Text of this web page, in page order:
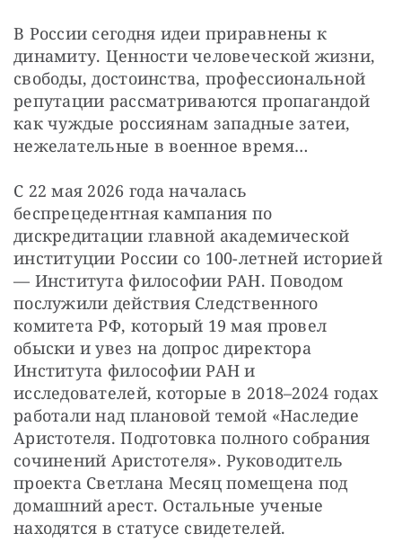
В России сегодня идеи приравнены к
динамиту. Ценности человеческой жизни,
свободы, достоинства, профессиональной
репутации рассматриваются пропагандой
как чуждые россиянам западные затеи,
нежелательные в военное время…
С 22 мая 2026 года началась
беспрецедентная кампания по
дискредитации главной академической
институции России со 100-летней историей
— Института философии РАН. Поводом
послужили действия Следственного
комитета РФ, который 19 мая провел
обыски и увез на допрос директора
Института философии РАН и
исследователей, которые в 2018–2024 годах
работали над плановой темой «Наследие
Аристотеля. Подготовка полного собрания
сочинений Аристотеля». Руководитель
проекта Светлана Месяц помещена под
домашний арест. Остальные ученые
находятся в статусе свидетелей.